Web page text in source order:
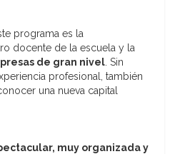
programa es la
docente de la escuela y la
de gran nivel . Sin
profesional, también
una nueva capital
muy organizada y